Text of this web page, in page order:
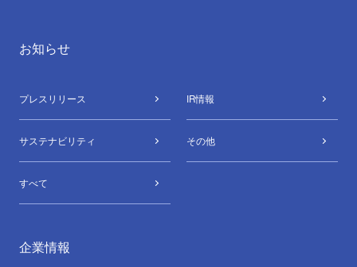
お知らせ
プレスリリース IR情報
サステナビリティ その他
すべて
企業情報